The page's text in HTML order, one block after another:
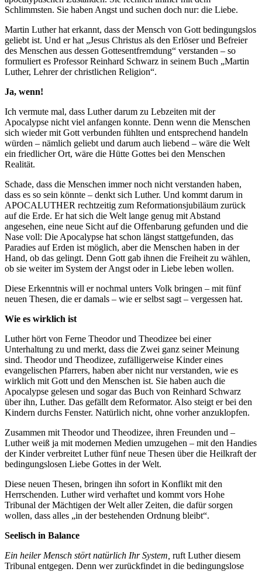
Schlimmsten. Sie haben Angst und suchen doch nur: die Liebe.
Martin Luther hat erkannt, dass der Mensch von Gott bedingungslos
geliebt ist. Und er hat „Jesus Christus als den Erlöser und Befreier
des Menschen aus dessen Gottesentfremdung“ verstanden – so
formuliert es Professor Reinhard Schwarz in seinem Buch „Martin
Luther, Lehrer der christlichen Religion“.
Ja, wenn!
Ich vermute mal, dass Luther darum zu Lebzeiten mit der
Apocalypse nicht viel anfangen konnte. Denn wenn die Menschen
sich wieder mit Gott verbunden fühlten und entsprechend handeln
würden – nämlich geliebt und darum auch liebend – wäre die Welt
ein friedlicher Ort, wäre die Hütte Gottes bei den Menschen
Realität.
Schade, dass die Menschen immer noch nicht verstanden haben,
dass es so sein könnte – denkt sich Luther. Und kommt darum in
APOCALUTHER rechtzeitig zum Reformationsjubiläum zurück
auf die Erde. Er hat sich die Welt lange genug mit Abstand
angesehen, eine neue Sicht auf die Offenbarung gefunden und die
Nase voll: Die Apocalypse hat schon längst stattgefunden, das
Paradies auf Erden ist möglich, aber die Menschen haben in der
Hand, ob das gelingt. Denn Gott gab ihnen die Freiheit zu wählen,
ob sie weiter im System der Angst oder in Liebe leben wollen.
Diese Erkenntnis will er nochmal unters Volk bringen – mit fünf
neuen Thesen, die er damals – wie er selbst sagt – vergessen hat.
Wie es wirklich ist
Luther hört von Ferne Theodor und Theodizee bei einer
Unterhaltung zu und merkt, dass die Zwei ganz seiner Meinung
sind. Theodor und Theodizee, zufälligerweise Kinder eines
evangelischen Pfarrers, haben aber nicht nur verstanden, wie es
wirklich mit Gott und den Menschen ist. Sie haben auch die
Apocalypse gelesen und sogar das Buch von Reinhard Schwarz
über ihn, Luther. Das gefällt dem Reformator. Also steigt er bei den
Kindern durchs Fenster. Natürlich nicht, ohne vorher anzuklopfen.
Zusammen mit Theodor und Theodizee, ihren Freunden und –
Luther weiß ja mit modernen Medien umzugehen – mit den Handies
der Kinder verbreitet Luther fünf neue Thesen über die Heilkraft der
bedingungslosen Liebe Gottes in der Welt.
Diese neuen Thesen, bringen ihn sofort in Konflikt mit den
Herrschenden. Luther wird verhaftet und kommt vors Hohe
Tribunal der Mächtigen der Welt aller Zeiten, die dafür sorgen
wollen, dass alles „in der bestehenden Ordnung bleibt“.
Seelisch in Balance
Ein heiler Mensch stört natürlich Ihr System, ruft Luther diesem
Tribunal entgegen. Denn wer zurückfindet in die bedingungslose